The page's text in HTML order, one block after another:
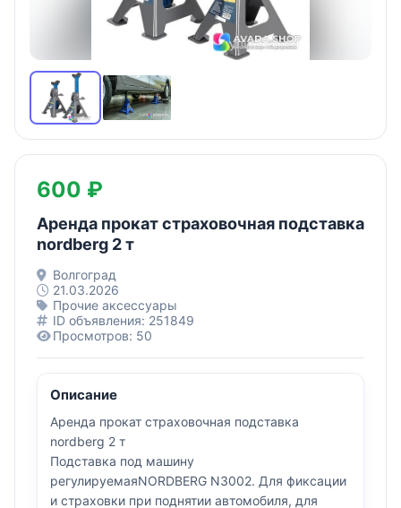
600 ₽
Аренда прокат страховочная подставка
nordberg 2 т
Волгоград
21.03.2026
Прочие аксессуары
ID объявления: 251849
Просмотров: 50
Описание
Аренда прокат страховочная подставка
nordberg 2 т
Подставка под машину
регулируемаяNORDBERG N3002. Для фиксации
и страховки при поднятии автомобиля, для